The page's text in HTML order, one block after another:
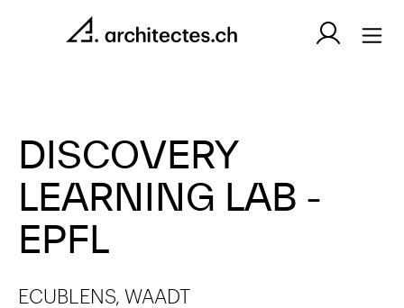
DISCOVERY
LEARNING LAB -
EPFL
ECUBLENS, WAADT